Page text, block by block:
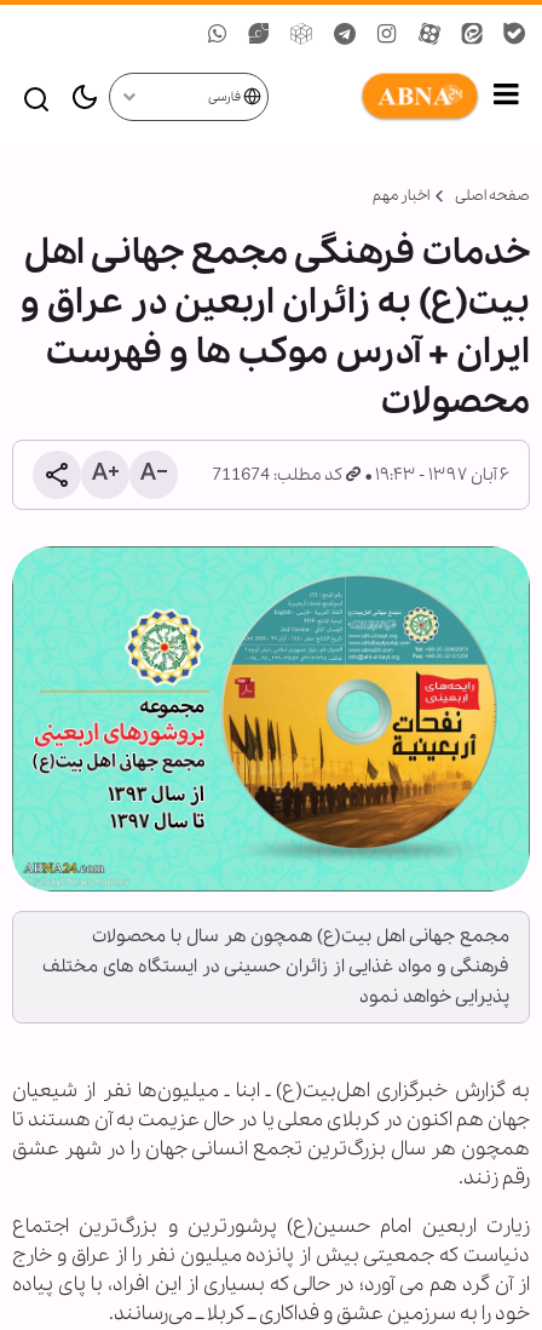
فارسی
صفحه اصلی اخبار مهم
خدمات فرهنگی مجمع جهانی اهل
بیت(ع) به زائران اربعین در عراق و
ایران + آدرس موکب ها و فهرست
محصولات
۶ آبان ۱۳۹۷ - ۱۹:۴۳ کد مطلب: 711674
مجمع جهانی اهل بیت(ع) همچون هر سال با محصولات
فرهنگی و مواد غذایی از زائران حسینی در ایستگاه های مختلف
پذیرایی خواهد نمود
به گزارش خبرگزاری اهل‌بیت(ع) ـ ابنا ـ میلیون‌ها نفر از شیعیان
جهان هم اکنون در کربلای معلی یا در حال عزیمت به آن هستند تا
همچون هر سال بزرگ‌ترین تجمع انسانی جهان را در شهر عشق
رقم زنند.
زیارت اربعین امام حسین(ع) پرشور‌ترین و بزرگ‌ترین اجتماع
دنیاست که جمعیتی بیش از پانزده میلیون نفر را از عراق و خارج
از آن گرد هم می آورد؛ در حالی که بسیاری از این افراد، با پای پیاده
خود را به سرزمین عشق و فداکاری ــ کربلا ــ می‌رسانند.